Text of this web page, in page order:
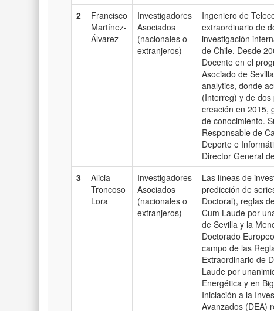
2
Francisco
Martínez-
Álvarez
Investigadores
Asociados
(nacionales o
extranjeros)
Ingeniero de
extraordinario de
investigación
de Chile. Desde
Docente en el
Asociado de
analytics, donde
(Interreg) y de
creación en 2015,
de conocimiento.
Responsable de
Deporte e
Director General
3
Alicia
Troncoso
Lora
Investigadores
Asociados
(nacionales o
extranjeros)
Las líneas de
predicción de
Doctoral), reglas
Cum Laude por
de Sevilla y la
Doctorado
campo de las
Extraordinario de
Laude por
Energética y en
Iniciación a la
Avanzados (DEA)